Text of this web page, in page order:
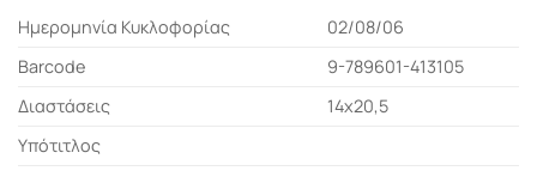
Ημερομηνία Κυκλοφορίας
02/08/06
Barcode
9-789601-413105
Διαστάσεις
14x20,5
Υπότιτλος